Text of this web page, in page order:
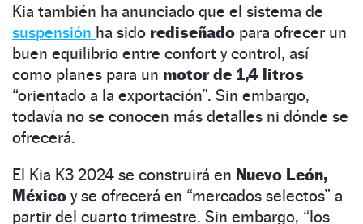
Kia también ha anunciado que el sistema de
suspensión ha sido rediseñado para ofrecer un
buen equilibrio entre confort y control, así
como planes para un motor de 1,4 litros
“orientado a la exportación”. Sin embargo,
todavía no se conocen más detalles ni dónde se
ofrecerá.
El Kia K3 2024 se construirá en Nuevo León,
México y se ofrecerá en “mercados selectos” a
partir del cuarto trimestre. Sin embargo, “los